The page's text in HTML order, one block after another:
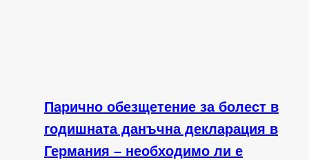
Парично обезщетение за болест в
годишната данъчна декларация в
Германия – необходимо ли е